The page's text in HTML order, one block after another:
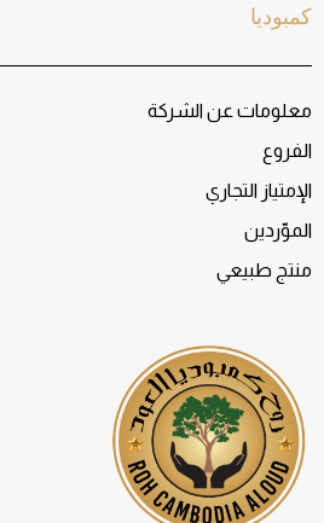
كمبوديا
معلومات عن الشركة
الفروع
الإمتياز التجاري
الموّردين
منتج طبيعي